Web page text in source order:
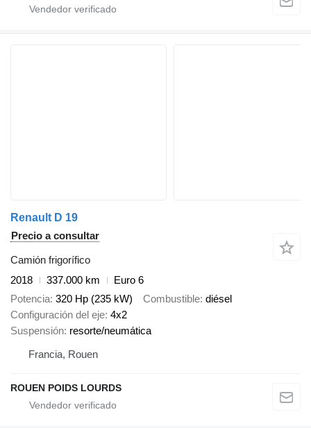
Renault D 19
Precio a consultar
Camión frigorífico
2018
337.000 km
Euro 6
Potencia 320 Hp (235 kW) Combustible diésel
Configuración del eje 4x2
Suspensión resorte/neumática
Francia, Rouen
ROUEN POIDS LOURDS